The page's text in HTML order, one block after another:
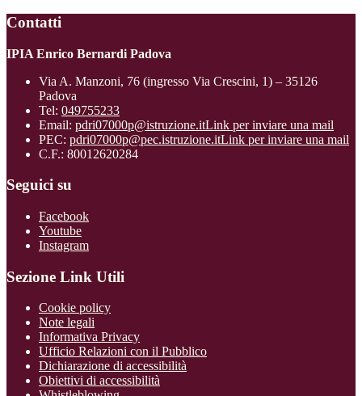
Contatti
IPIA Enrico Bernardi Padova
Via A. Manzoni, 76 (ingresso Via Crescini, 1) – 35126
Padova
Tel: 049755233
Email: pdri07000p@istruzione.itLink per inviare una mail
PEC: pdri07000p@pec.istruzione.itLink per inviare una mail
C.F.: 80012620284
Seguici su
Facebook
Youtube
Instagram
Sezione Link Utili
Cookie policy
Note legali
Informativa Privacy
Ufficio Relazioni con il Pubblico
Dichiarazione di accessibilità
Obiettivi di accessibilità